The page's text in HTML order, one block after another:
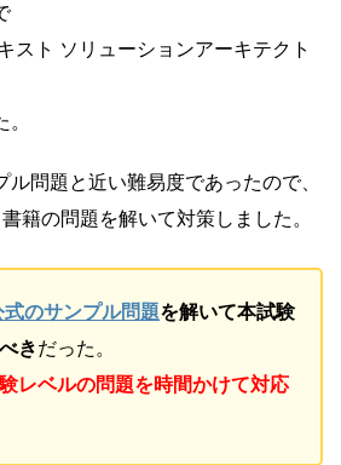
スト ソリューションアーキテクト
ル問題と近い難易度であったので、
籍の問題を解いて対策しました。
式のサンプル問題を解いて本試験
きだった。
レベルの問題を時間かけて対応